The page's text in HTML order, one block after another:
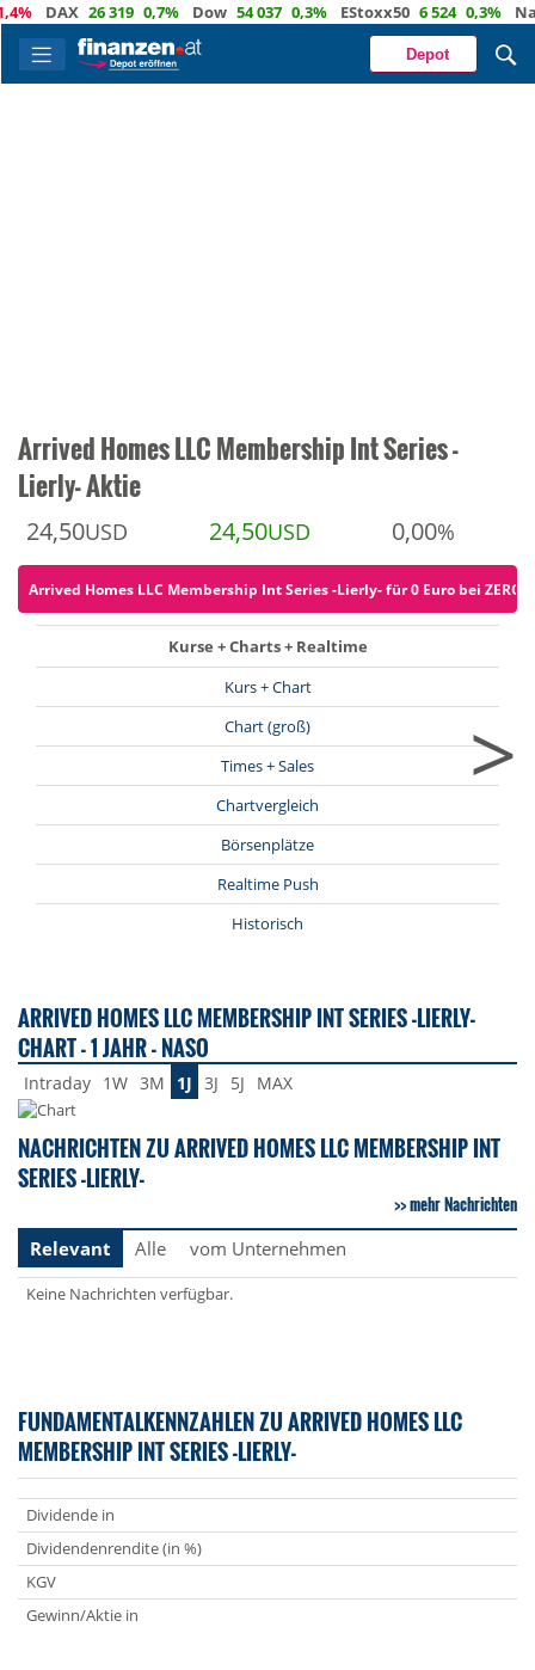
DAX 26 319 0,7% Dow 54 037 0,3% EStoxx50 6 524 0,3% Nasdaq
Depot
Arrived Homes LLC Membership Int Series -
Lierly- Aktie
24,50USD 24,50USD 0,00%
Arrived Homes LLC Membership Int Series -Lierly- für 0 Euro bei ZERO
Kurse + Charts + Realtime
Kurs + Chart
Chart (groß)
Times + Sales
Chartvergleich
Börsenplätze
Realtime Push
Historisch
>
ARRIVED HOMES LLC MEMBERSHIP INT SERIES -LIERLY-
CHART - 1 JAHR - NASO
Intraday 1W 3M 1J 3J 5J MAX
NACHRICHTEN ZU ARRIVED HOMES LLC MEMBERSHIP INT
SERIES -LIERLY-
mehr Nachrichten
Relevant
Alle vom Unternehmen
Keine Nachrichten verfügbar.
FUNDAMENTALKENNZAHLEN ZU ARRIVED HOMES LLC
MEMBERSHIP INT SERIES -LIERLY-
Dividende in
Dividendenrendite (in %)
KGV
Gewinn/Aktie in